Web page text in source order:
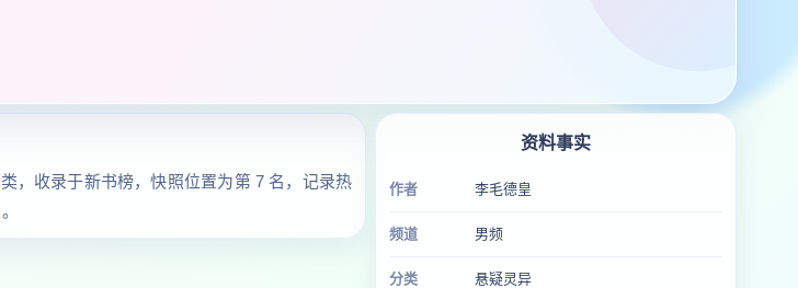
，收录于新书榜，快照位置为第 7 名，记录热
资料事实
作者 李毛德皇
频道 男频
分类 悬疑灵异